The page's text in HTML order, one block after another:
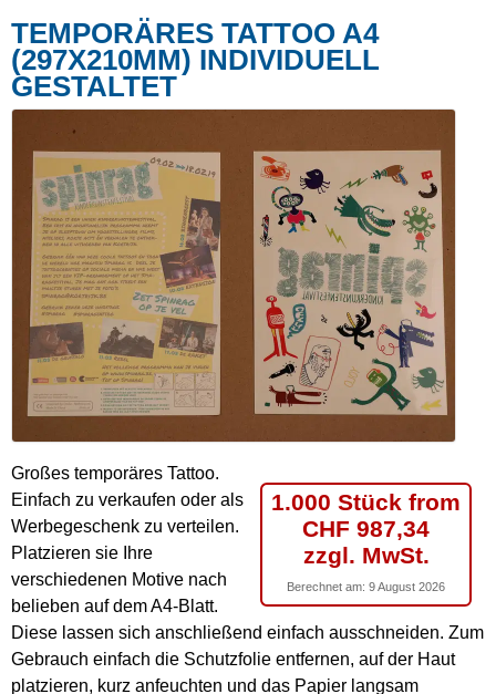
TEMPORÄRES TATTOO A4
(297X210MM) INDIVIDUELL
GESTALTET
1.000 Stück from
CHF 987,34
zzgl. MwSt.
Berechnet am: 9 August 2026
Großes temporäres Tattoo.
Einfach zu verkaufen oder als
Werbegeschenk zu verteilen.
Platzieren sie Ihre
verschiedenen Motive nach
belieben auf dem A4-Blatt.
Diese lassen sich anschließend einfach ausschneiden. Zum
Gebrauch einfach die Schutzfolie entfernen, auf der Haut
platzieren, kurz anfeuchten und das Papier langsam